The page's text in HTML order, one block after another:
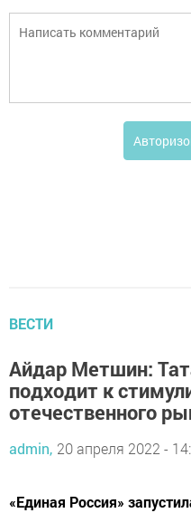
ВЕСТИ
Айдар Метшин:
подходит к
отечественного
admin, 20 апреля 2022 -
«Единая Россия»